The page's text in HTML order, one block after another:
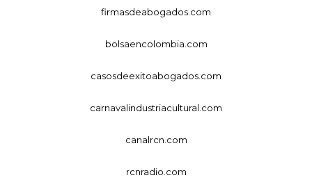
firmasdeabogados.com
bolsaencolombia.com
casosdeexitoabogados.com
carnavalindustriacultural.com
canalrcn.com
rcnradio.com